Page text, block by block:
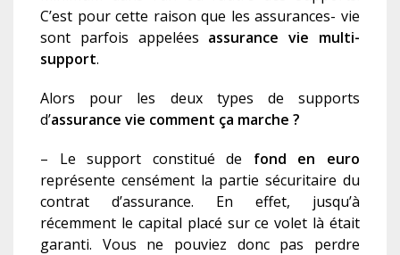
C’est pour cette raison que les assurances- vie
sont parfois appelées assurance vie multi-
support.
Alors pour les deux types de supports
d’assurance vie comment ça marche ?
– Le support constitué de fond en euro
représente censément la partie sécuritaire du
contrat d’assurance. En effet, jusqu’à
récemment le capital placé sur ce volet là était
garanti. Vous ne pouviez donc pas perdre